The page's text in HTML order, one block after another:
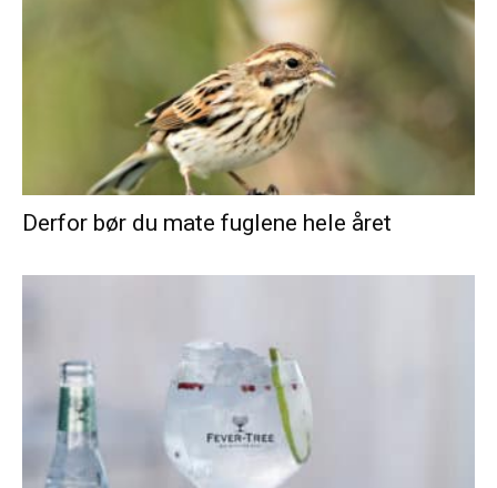
Derfor bør du mate fuglene hele året